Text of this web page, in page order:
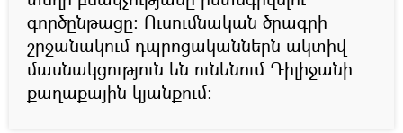
գործընթացը։ Ուսումնական ծրագրի
շրջանակում դպրոցականներն ակտիվ
մասնակցություն են ունենում Դիլիջանի
քաղաքային կյանքում։